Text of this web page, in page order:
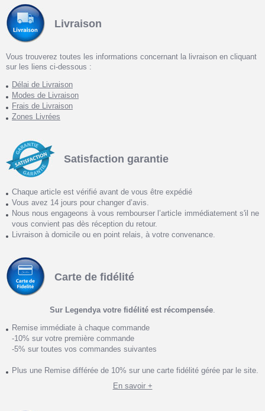
Livraison
Vous trouverez toutes les informations concernant la livraison en cliquant
sur les liens ci-dessous :
Délai de Livraison
Modes de Livraison
Frais de Livraison
Zones Livrées
Satisfaction garantie
Chaque article est vérifié avant de vous être expédié
Vous avez 14 jours pour changer d’avis.
Nous nous engageons à vous rembourser l’article immédiatement s'il ne
vous convient pas dès réception du retour.
Livraison à domicile ou en point relais, à votre convenance.
Carte de fidélité
Sur Legendya votre fidélité est récompensée.
Remise immédiate à chaque commande
-10% sur votre première commande
-5% sur toutes vos commandes suivantes
Plus une Remise différée de 10% sur une carte fidélité gérée par le site.
En savoir +